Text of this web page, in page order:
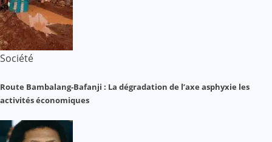
Société
Route Bambalang-Bafanji : La dégradation de l’axe asphyxie les
activités économiques